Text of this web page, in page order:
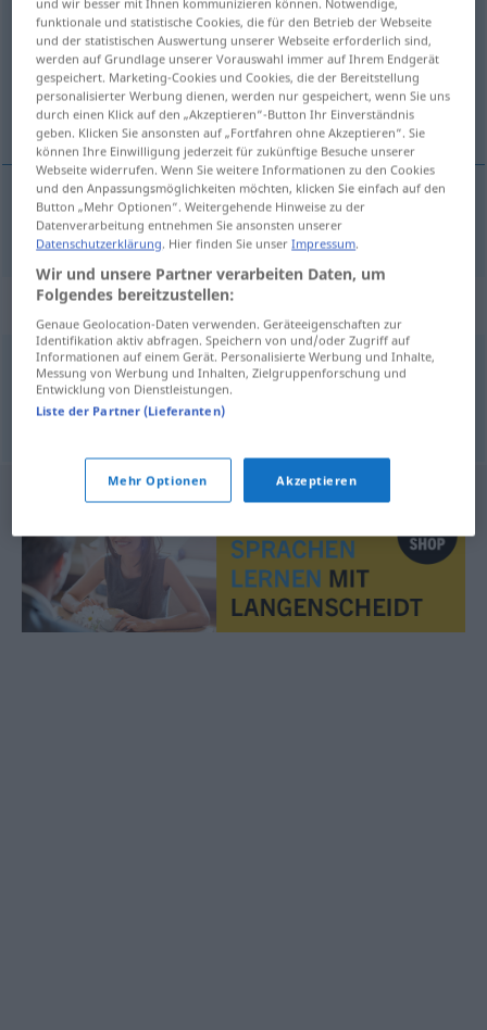
Übersicht aller Übersetzungen
(Für mehr Details die Übersetzung anklicken/antippen)
ciklus
ciklus Zyklus
Synonyme für "Zyklus"
Menstruation,Periode,Regel (ugs.)
funktionale und statistische Cookies, die für den Betrieb der Webseite
und der statistischen Auswertung unserer Webseite erforderlich sind,
werden auf Grundlage unserer Vorauswahl immer auf Ihrem Endgerät
gespeichert. Marketing-Cookies und Cookies, die der Bereitstellung
personalisierter Werbung dienen, werden nur gespeichert, wenn Sie uns
durch einen Klick auf den „Akzeptieren“-Button Ihr Einverständnis
geben. Klicken Sie ansonsten auf „Fortfahren ohne Akzeptieren“. Sie
können Ihre Einwilligung jederzeit für zukünftige Besuche unserer
Webseite widerrufen. Wenn Sie weitere Informationen zu den Cookies
und den Anpassungsmöglichkeiten möchten, klicken Sie einfach auf den
Button „Mehr Optionen“. Weitergehende Hinweise zu der
Datenverarbeitung entnehmen Sie ansonsten unserer
Datenschutzerklärung . Hier finden Sie unserImpressum
Wir und unsere Partner verarbeiten Daten, um
Folgendes bereitzustellen:
Genaue Geolocation-Daten verwenden. Geräteeigenschaften zur
Identifikation aktiv abfragen. Speichern von und/oder Zugriff auf
Informationen auf einem Gerät. Personalisierte Werbung und Inhalte,
Messung von Werbung und Inhalten, Zielgruppenforschung und
Entwicklung von Dienstleistungen.
Liste der Partner (Lieferanten)
Mehr Optionen Akzeptieren